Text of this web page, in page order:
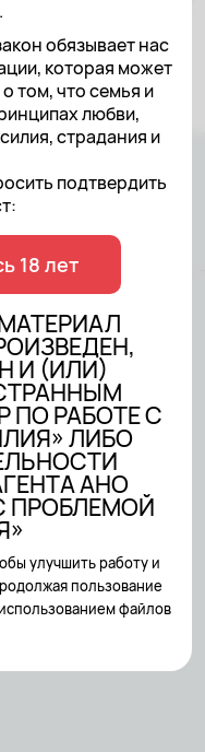
обязывает нас
которая может
том, что семья и
любви,
страдания и
подтвердить
18 лет
И (ИЛИ)
ПО РАБОТЕ С
ЛИБО
АНО
ПРОБЛЕМОЙ
улучшить работу и
пользование
файлов
другие